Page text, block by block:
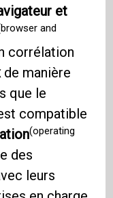
et
and
corrélation
de manière
que le
compatible
(operating
des
leurs